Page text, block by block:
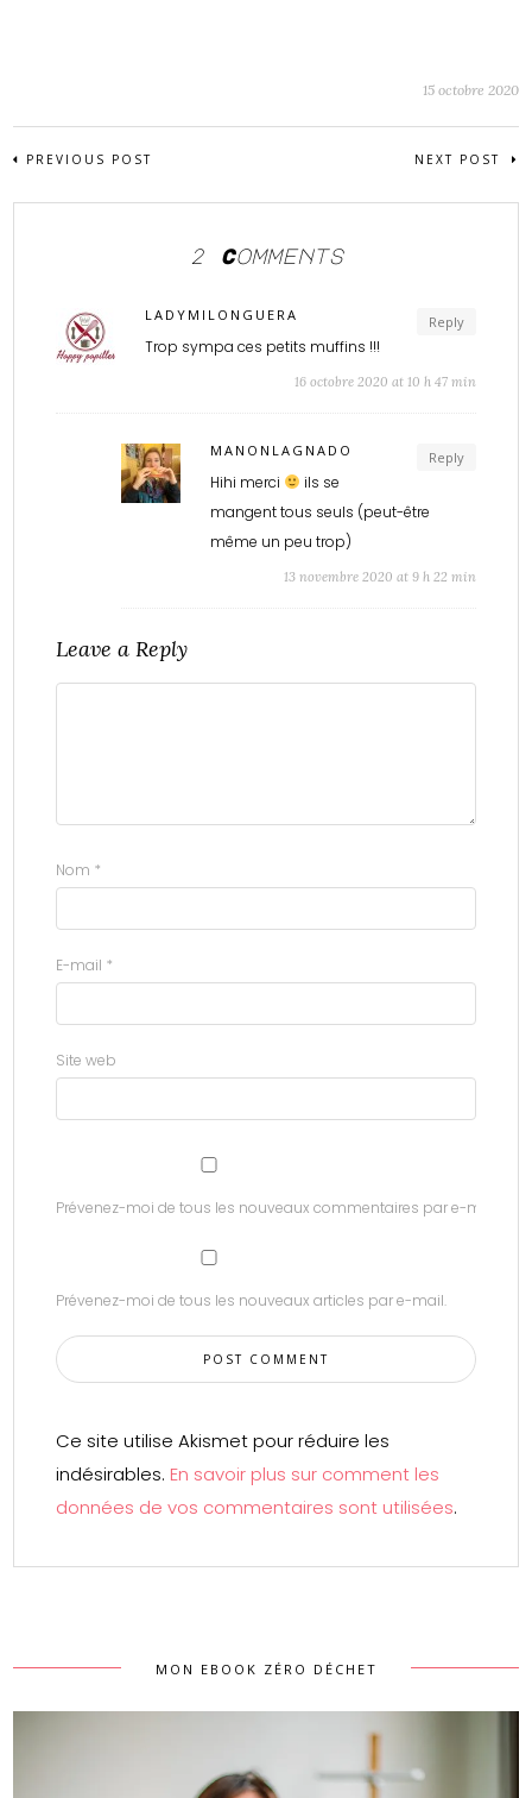
15 octobre 2020
PREVIOUS POST NEXT POST
2 Comments
Reply
LADYMILONGUERA
Trop sympa ces petits muffins !!!
16 octobre 2020 at 10 h 47 min
Reply
MANONLAGNADO
Hihi merci
ils se
mangent tous seuls (peut-être
même un peu trop)
13 novembre 2020 at 9 h 22 min
Leave a Reply
Nom *
E-mail *
Site web
Prévenez-moi de tous les nouveaux commentaires par e-mail.
Prévenez-moi de tous les nouveaux articles par e-mail.
Ce site utilise Akismet pour réduire les
indésirables. En savoir plus sur comment les
données de vos commentaires sont utilisées.
MON EBOOK ZÉRO DÉCHET